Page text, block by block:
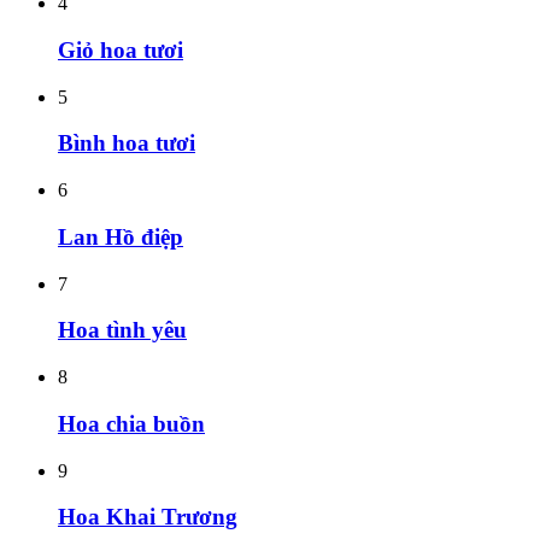
Giỏ hoa tươi
5
Bình hoa tươi
6
Lan Hồ điệp
7
Hoa tình yêu
8
Hoa chia buồn
9
Hoa Khai Trương